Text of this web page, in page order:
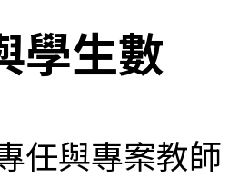
學生數
任與專案教師